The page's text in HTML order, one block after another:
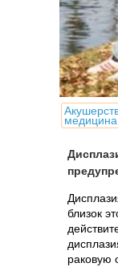
медицина
близок
раковую